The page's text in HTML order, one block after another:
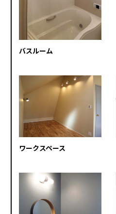
バスルーム
ワークスペース